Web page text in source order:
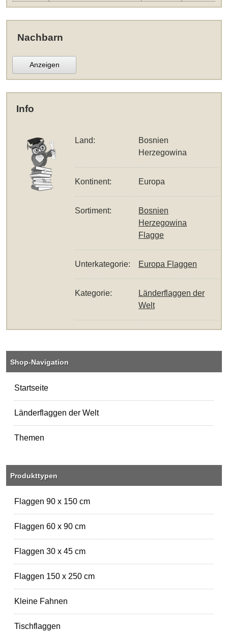
Nachbarn
Anzeigen
Info
Land:
Bosnien
Herzegowina
Kontinent: Europa
Sortiment:
Bosnien
Herzegowina
Flagge
Unterkategorie: Europa Flaggen
Kategorie:
Länderflaggen der
Welt
Shop-Navigation
Startseite
Länderflaggen der Welt
Themen
Produkttypen
Flaggen 90 x 150 cm
Flaggen 60 x 90 cm
Flaggen 30 x 45 cm
Flaggen 150 x 250 cm
Kleine Fahnen
Tischflaggen